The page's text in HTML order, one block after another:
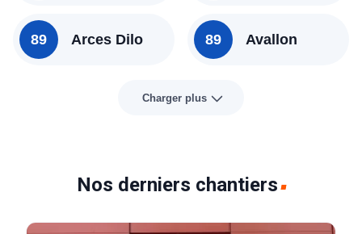
89 Arces Dilo 89 Avallon
Charger plus
Nos derniers chantiers